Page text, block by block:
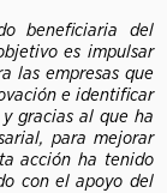
beneficiaria del
es impulsar
las empresas que
e identificar
gracias al que ha
para mejorar
acción ha tenido
con el apoyo del